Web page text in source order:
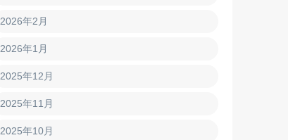
2026年2月
2026年1月
2025年12月
2025年11月
2025年10月